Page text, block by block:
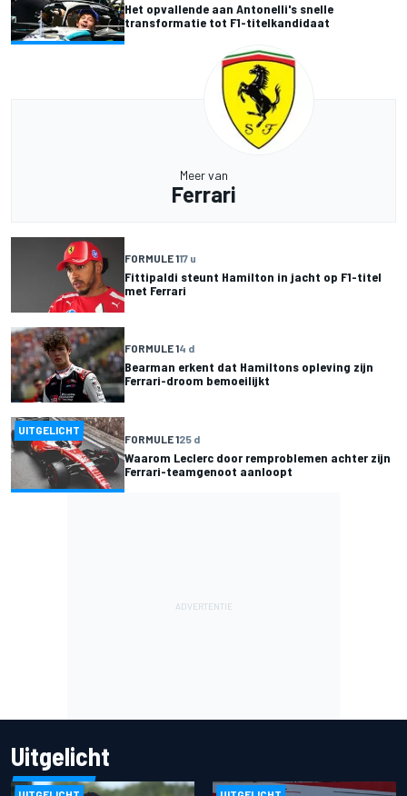
Het opvallende aan Antonelli's snelle
transformatie tot F1-titelkandidaat
Meer van
Ferrari
FORMULE 117 u
Fittipaldi steunt Hamilton in jacht op F1-titel
met Ferrari
FORMULE 14 d
Bearman erkent dat Hamiltons opleving zijn
Ferrari-droom bemoeilijkt
UITGELICHT
FORMULE 125 d
Waarom Leclerc door remproblemen achter zijn
Ferrari-teamgenoot aanloopt
Uitgelicht